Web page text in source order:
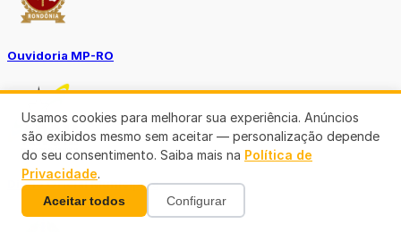
Ouvidoria MP-RO
Diário Oficial Municípios
Usamos cookies para melhorar sua experiência. Anúncios
são exibidos mesmo sem aceitar — personalização depende
do seu consentimento. Saiba mais na Política de
Privacidade.
Aceitar todos Configurar